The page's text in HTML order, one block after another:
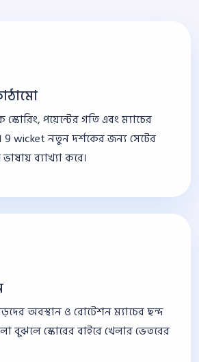
পয়েন্টের গতি এবং ম্যাচের
9 wicket নতুন দর্শকের জন্য সেটের
ব্যাখ্যা করে।
অবস্থান ও রোটেশন ম্যাচের ছন্দ
বুঝলে স্কোরের বাইরে খেলার ভেতরের